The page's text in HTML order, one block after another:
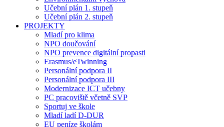
Učební plán 1. stupeň
Učební plán 2. stupeň
PROJEKTY
Mladí pro klima
NPO doučování
NPO prevence digitální propasti
Erasmus/eTwinning
Personální podpora II
Personální podpora III
Modernizace ICT učebny
PC pracoviště včetně SVP
Sportuj ve škole
Mladí ladí D-DUR
EU peníze školám